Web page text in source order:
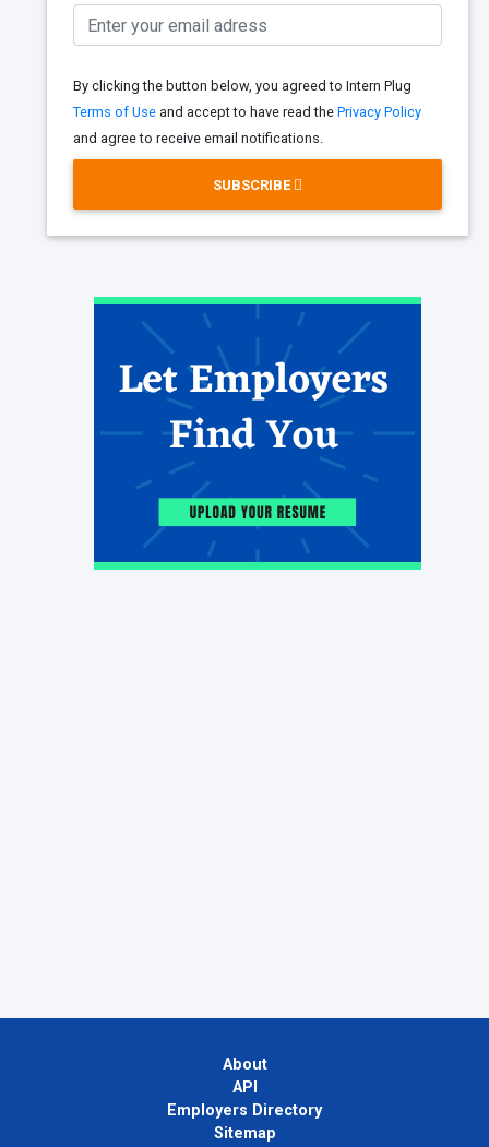
By clicking the button below, you agreed to Intern Plug
Terms of Use and accept to have read the Privacy Policy
and agree to receive email notifications.
SUBSCRIBE
About
API
Employers Directory
Sitemap